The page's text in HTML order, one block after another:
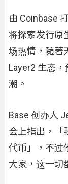
由 Coinbase
将探索发行原
场热情，随著
Layer2 生态
潮。
Base 创办人
会上指出，「
代币」，不过
大家，这一切